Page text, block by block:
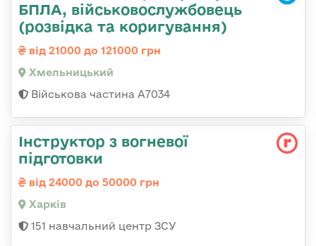
БПЛА, військовослужбовець
(розвідка та коригування)
від 21000 до 121000 грн
Хмельницький
Військова частина А7034
Інструктор з вогневої
підготовки
від 24000 до 50000 грн
Харків
151 навчальний центр ЗСУ